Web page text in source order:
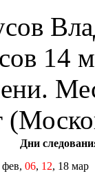
14
Дни
фев, 06, 12, 18 мар